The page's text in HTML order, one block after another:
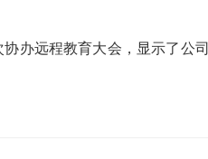
办远程教育大会，显示了公